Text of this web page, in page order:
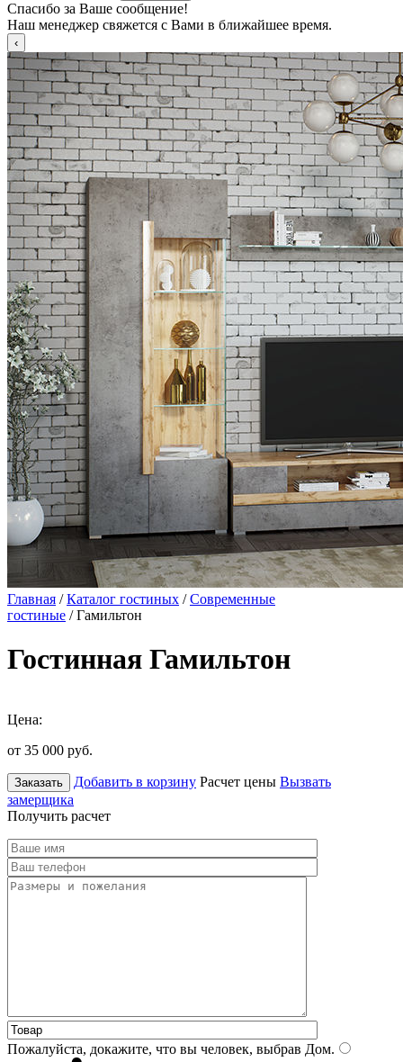
Спасибо за Ваше сообщение!
Наш менеджер свяжется с Вами в ближайшее время.
Главная /Каталог гостиных /Современные
гостиные / Гамильтон
Гостинная Гамильтон
Цена:
от 35 000 руб.
Заказать Добавить в корзину Расчет цены Вызвать
замерщика
Получить расчет
Пожалуйста, докажите, что вы человек, выбрав Дом.